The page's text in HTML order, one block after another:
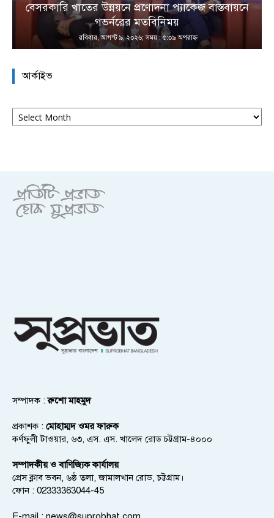
বেসরকারি খাতের উন্নয়নে প্রণোদনা প্যাকেজ বাস্তবায়নে
গভর্নরের মতবিনিময়
রবিবার, আগস্ট ৯, ২০২৬; সময় : ৫:০৯ অপরাহ্ণ
আর্কাইভ
আর্কাইভ
সম্পাদক :রুশো মাহমুদ
প্রকাশক : মোহাম্মদ ওমর ফারুক
কর্ণফুলী টাওয়ার, ৬৩, এস. এস. খালেদ রোড চট্টগ্রাম-৪০০০
সম্পাদকীয় ও বাণিজ্যিক কার্যালয়
প্রেস ক্লাব ভবন, ৬ষ্ঠ তলা, জামালখান রোড, চট্টগ্রাম।
ফোন : 02333363044-45